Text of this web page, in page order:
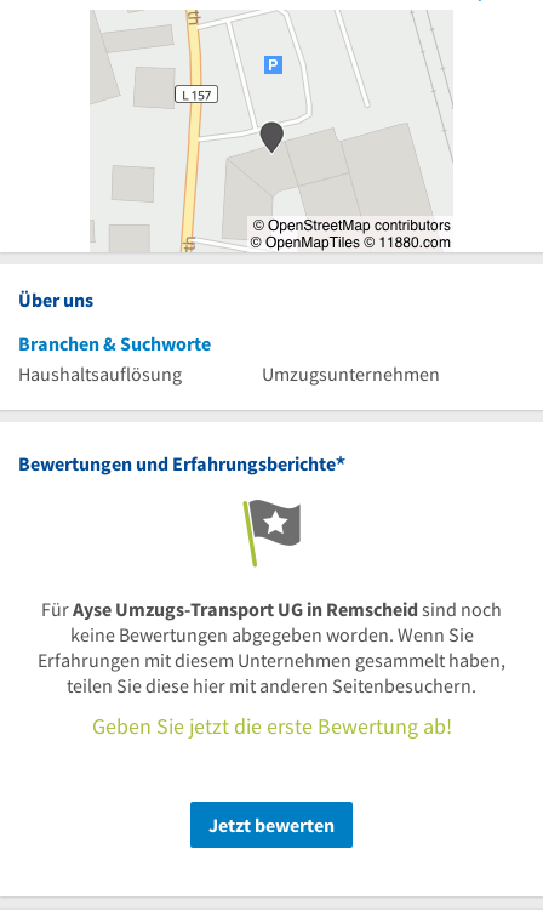
Über uns
Branchen & Suchworte
Haushaltsauflösung
Umzugsunternehmen
Bewertungen und Erfahrungsberichte*
FürAyse Umzugs-Transport UG in Remscheid sind noch
keine Bewertungen abgegeben worden. Wenn Sie
Erfahrungen mit diesem Unternehmen gesammelt haben,
teilen Sie diese hier mit anderen Seitenbesuchern.
Geben Sie jetzt die erste Bewertung ab!
Jetzt bewerten